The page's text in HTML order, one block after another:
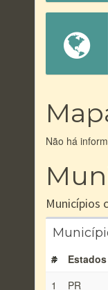
Não há
Municípios
#
1
PR